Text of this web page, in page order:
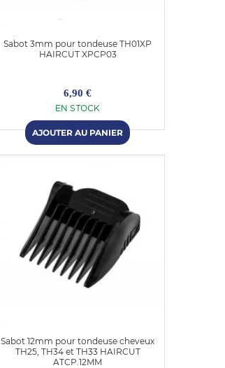
Sabot 3mm pour tondeuse TH01XP
HAIRCUT XPCP03
6,90 €
EN STOCK
Sabot 12mm pour tondeuse cheveux
TH25, TH34 et TH33 HAIRCUT
ATCP.12MM